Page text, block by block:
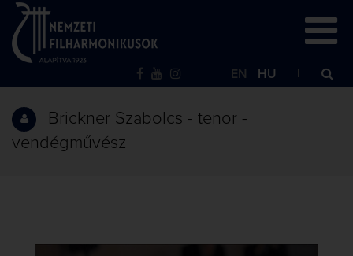
EN HU
Brickner Szabolcs - tenor -
vendégművész